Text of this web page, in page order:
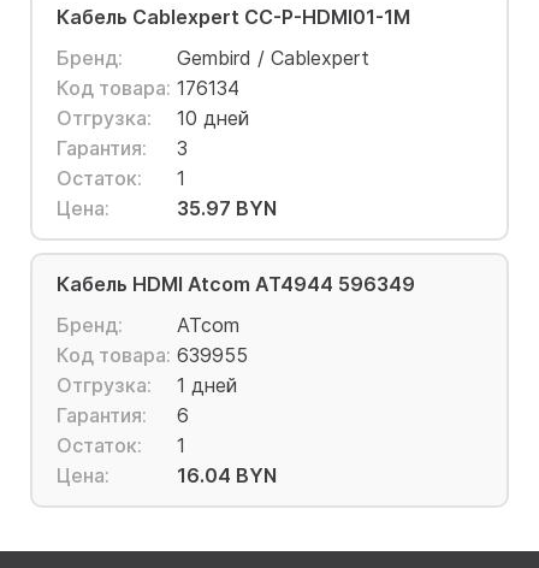
Кабель Cablexpert CC-P-HDMI01-1M
Бренд:
Gembird / Cablexpert
Код товара: 176134
Отгрузка:
10 дней
Гарантия:
3
Остаток:
1
Цена:
35.97 BYN
Кабель HDMI Atcom AT4944 596349
Бренд:
ATcom
Код товара: 639955
Отгрузка:
1 дней
Гарантия:
6
Остаток:
1
Цена:
16.04 BYN